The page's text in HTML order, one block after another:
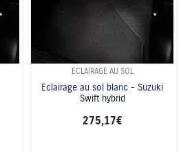
ECLAIRAGE AU SOL
Eclairage au sol blanc - Suzuki
Swift hybrid
275,17 €